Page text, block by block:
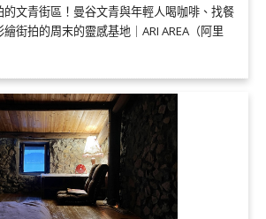
文青街區！曼谷文青與年輕人喝咖啡、找餐
街拍的周末的靈感基地｜ARI AREA（阿里